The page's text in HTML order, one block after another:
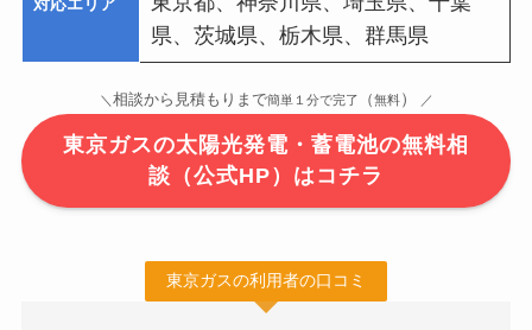
県、茨城県、栃木県、群馬県
＼ 相談から見積もりまで簡単１分で完了 （無料） ／
東京ガスの太陽光発電・蓄電池の無料相
談（公式HP）はコチラ
東京ガスの利用者の口コミ